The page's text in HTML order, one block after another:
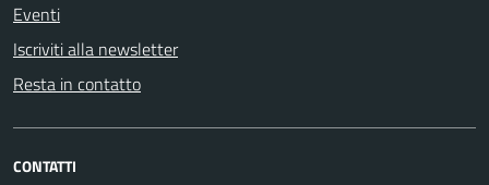
Eventi
Iscriviti alla newsletter
Resta in contatto
CONTATTI